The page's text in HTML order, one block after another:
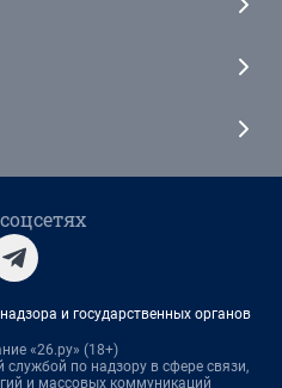
и государственных органов
«26.ру» (18+)
по надзору в сфере связи,
и массовых коммуникаций